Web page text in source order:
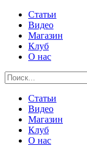
Статьи
Видео
Магазин
Клуб
О нас
Статьи
Видео
Магазин
Клуб
О нас